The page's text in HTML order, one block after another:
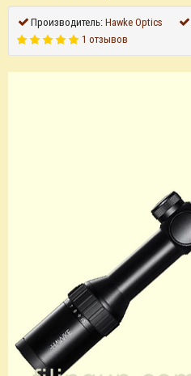
Производитель:Hawke Optics
1 отзывов